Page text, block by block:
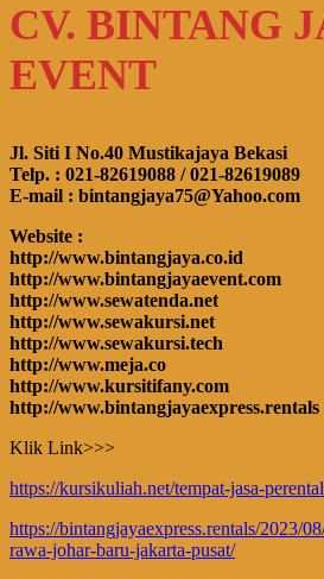
CV. BINTANG
EVENT
Jl. Siti I No.40 Mustikajaya Bekasi
Telp. : 021-82619088 / 021-82619089
E-mail : bintangjaya75@Yahoo.com
Website :
http://www.bintangjaya.co.id
http://www.bintangjayaevent.com
http://www.sewatenda.net
http://www.sewakursi.net
http://www.sewakursi.tech
http://www.meja.co
http://www.kursitifany.com
http://www.bintangjayaexpress.rentals
Klik Link>>>
https://kursikuliah.net/tempat-jasa-
https://bintangjayaexpress.rentals/2023/
rawa-johar-baru-jakarta-pusat/